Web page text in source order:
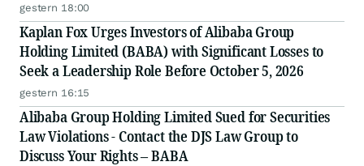
gestern 18:00
Kaplan Fox Urges Investors of Alibaba Group
Holding Limited (BABA) with Significant Losses to
Seek a Leadership Role Before October 5, 2026
gestern 16:15
Alibaba Group Holding Limited Sued for Securities
Law Violations - Contact the DJS Law Group to
Discuss Your Rights – BABA